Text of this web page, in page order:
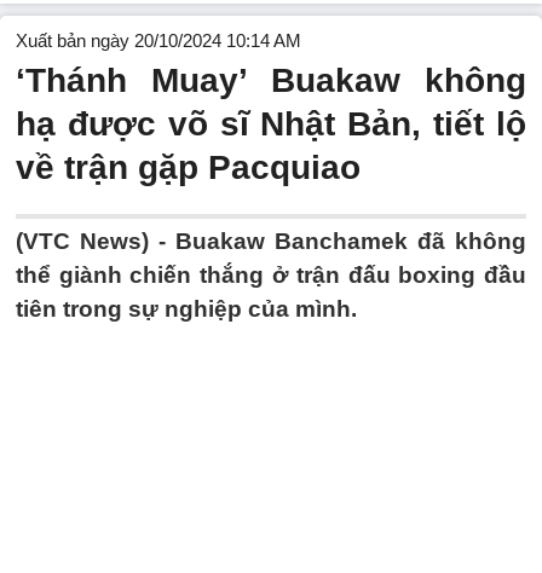
Xuất bản ngày 20/10/2024 10:14 AM
‘Thánh Muay’ Buakaw không
hạ được võ sĩ Nhật Bản, tiết lộ
về trận gặp Pacquiao
(VTC News) - Buakaw Banchamek đã không
thể giành chiến thắng ở trận đấu boxing đầu
tiên trong sự nghiệp của mình.